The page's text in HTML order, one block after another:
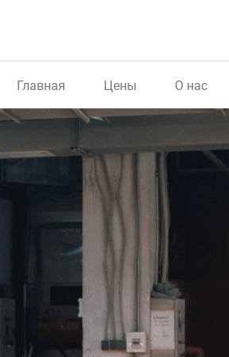
Главная Цены О нас